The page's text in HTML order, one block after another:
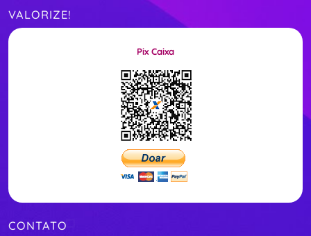
VALORIZE!
Pix Caixa
CONTATO